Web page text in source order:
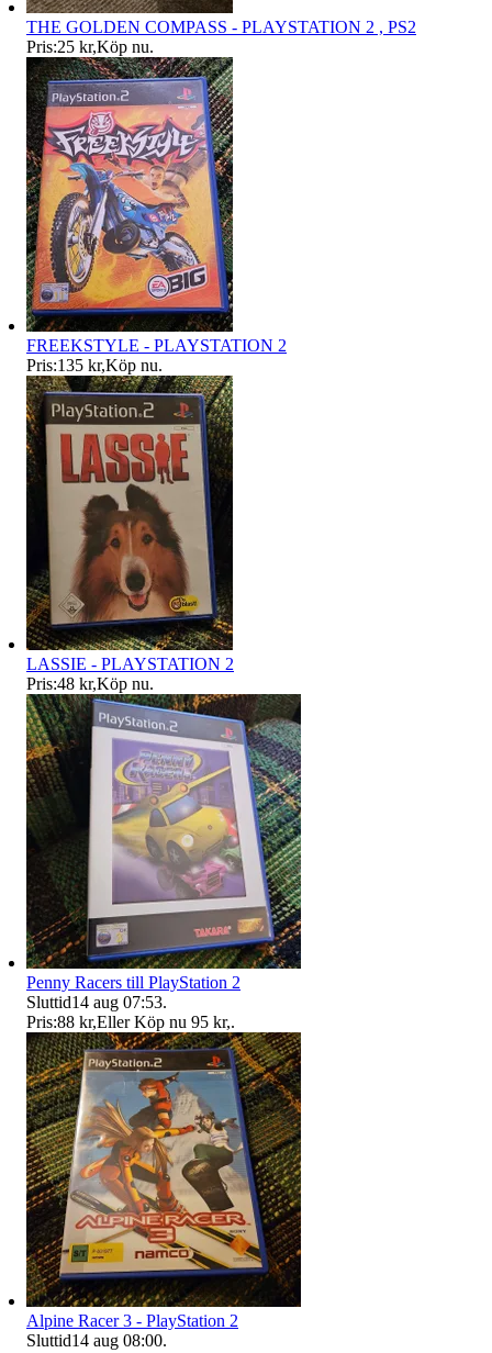
THE GOLDEN COMPASS - PLAYSTATION 2 , PS2
Pris:25 kr,Köp nu.
FREEKSTYLE - PLAYSTATION 2
Pris:135 kr,Köp nu.
LASSIE - PLAYSTATION 2
Pris:48 kr,Köp nu.
Penny Racers till PlayStation 2
Sluttid14 aug 07:53.
Pris:88 kr,Eller Köp nu 95 kr,.
Alpine Racer 3 - PlayStation 2
Sluttid14 aug 08:00.